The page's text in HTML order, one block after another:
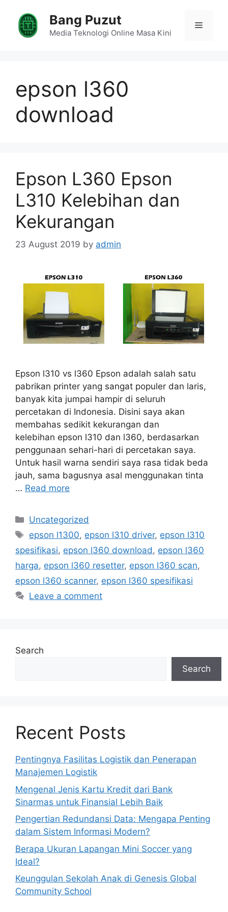
content
Bang Puzut
Media Teknologi Online Masa Kini
Menu
epson l360
download
Epson L360 Epson
L310 Kelebihan dan
Kekurangan
23 August 2019 by admin
Epson l310 vs l360 Epson adalah salah satu
pabrikan printer yang sangat populer dan laris,
banyak kita jumpai hampir di seluruh
percetakan di Indonesia. Disini saya akan
membahas sedikit kekurangan dan
kelebihan epson l310 dan l360, berdasarkan
penggunaan sehari-hari di percetakan saya.
Untuk hasil warna sendiri saya rasa tidak beda
jauh, sama bagusnya asal menggunakan tinta
… Read more
Categories
Uncategorized
Tags
epson l1300, epson l310 driver, epson l310
spesifikasi, epson l360 download, epson l360
harga, epson l360 resetter, epson l360 scan,
epson l360 scanner, epson l360 spesifikasi
Leave a comment
Search
Search
Recent Posts
Pentingnya Fasilitas Logistik dan Penerapan
Manajemen Logistik
Mengenal Jenis Kartu Kredit dari Bank
Sinarmas untuk Finansial Lebih Baik
Pengertian Redundansi Data: Mengapa Penting
dalam Sistem Informasi Modern?
Berapa Ukuran Lapangan Mini Soccer yang
Ideal?
Keunggulan Sekolah Anak di Genesis Global
Community School